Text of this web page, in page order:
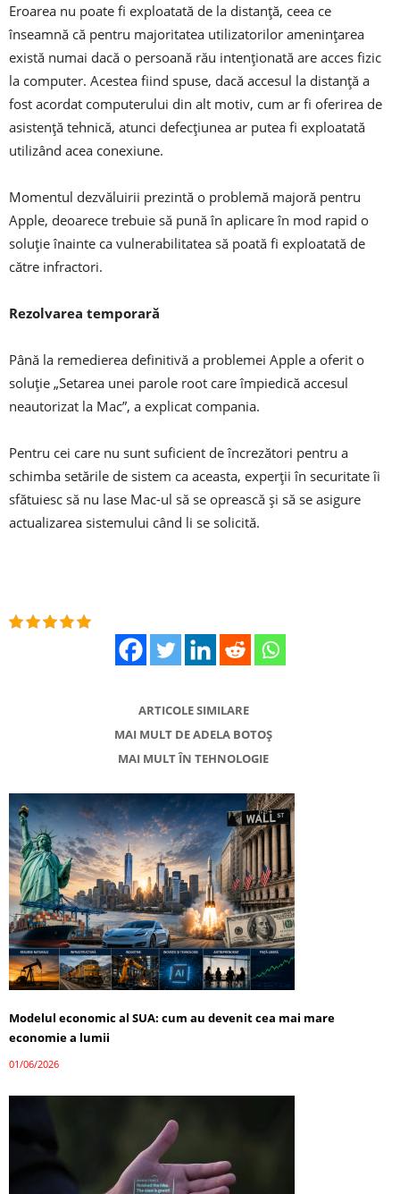
Eroarea nu poate fi exploatată de la distanță, ceea ce
înseamnă că pentru majoritatea utilizatorilor amenințarea
există numai dacă o persoană rău intenționată are acces fizic
la computer. Acestea fiind spuse, dacă accesul la distanță a
fost acordat computerului din alt motiv, cum ar fi oferirea de
asistență tehnică, atunci defecțiunea ar putea fi exploatată
utilizând acea conexiune.
Momentul dezvăluirii prezintă o problemă majoră pentru
Apple, deoarece trebuie să pună în aplicare în mod rapid o
soluție înainte ca vulnerabilitatea să poată fi exploatată de
către infractori.
Rezolvarea temporară
Până la remedierea definitivă a problemei Apple a oferit o
soluție „Setarea unei parole root care împiedică accesul
neautorizat la Mac”, a explicat compania.
Pentru cei care nu sunt suficient de încrezători pentru a
schimba setările de sistem ca aceasta, experții în securitate îi
sfătuiesc să nu lase Mac-ul să se oprească și să se asigure
actualizarea sistemului când li se solicită.
ARTICOLE SIMILARE
MAI MULT DE ADELA BOTOȘ
MAI MULT ÎN TEHNOLOGIE
Modelul economic al SUA: cum au devenit cea mai mare
economie a lumii
01/06/2026